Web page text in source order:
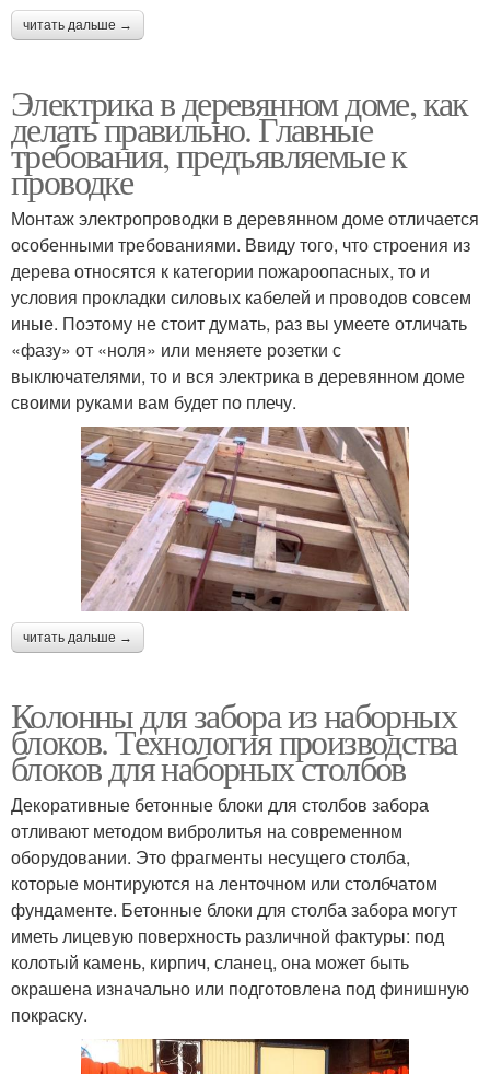
читать дальше →
Электрика в деревянном доме, как
делать правильно. Главные
требования, предъявляемые к
проводке
Монтаж электропроводки в деревянном доме отличается
особенными требованиями. Ввиду того, что строения из
дерева относятся к категории пожароопасных, то и
условия прокладки силовых кабелей и проводов совсем
иные. Поэтому не стоит думать, раз вы умеете отличать
«фазу» от «ноля» или меняете розетки с
выключателями, то и вся электрика в деревянном доме
своими руками вам будет по плечу.
читать дальше →
Колонны для забора из наборных
блоков. Технология производства
блоков для наборных столбов
Декоративные бетонные блоки для столбов забора
отливают методом вибролитья на современном
оборудовании. Это фрагменты несущего столба,
которые монтируются на ленточном или столбчатом
фундаменте. Бетонные блоки для столба забора могут
иметь лицевую поверхность различной фактуры: под
колотый камень, кирпич, сланец, она может быть
окрашена изначально или подготовлена под финишную
покраску.